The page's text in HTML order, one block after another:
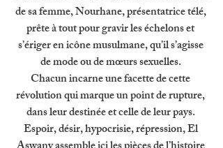
de sa femme, Nourhane, présentatrice télé,
prête à tout pour gravir les échelons et
s’ériger en icône musulmane, qu’il s’agisse
de mode ou de mœurs sexuelles.
Chacun incarne une facette de cette
révolution qui marque un point de rupture,
dans leur destinée et celle de leur pays.
Espoir, désir, hypocrisie, répression, El